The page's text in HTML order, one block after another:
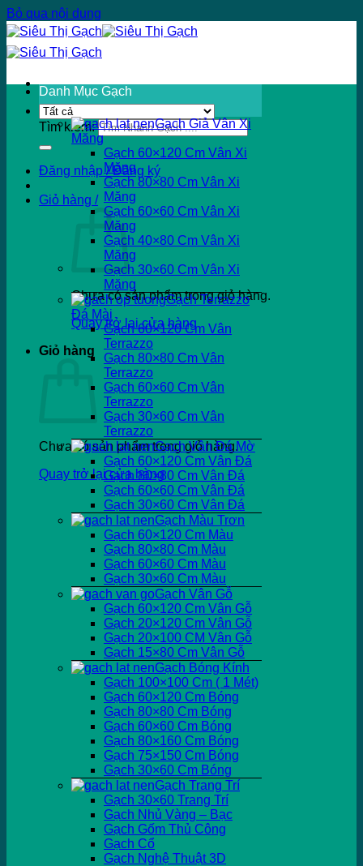
Bỏ qua nội dung
Tìm kiếm:
Đăng nhập / Đăng ký
Giỏ hàng /
Chưa có sản phẩm trong giỏ hàng.
Quay trở lại cửa hàng
Giỏ hàng
Chưa có sản phẩm trong giỏ hàng.
Quay trở lại cửa hàng
Danh Mục Gạch
Gạch Giả Vân Xi
Măng
Gạch 60×120 Cm Vân Xi
Măng
Gạch 80×80 Cm Vân Xi
Măng
Gạch 60×60 Cm Vân Xi
Măng
Gạch 40×80 Cm Vân Xi
Măng
Gạch 30×60 Cm Vân Xi
Măng
Gạch Terrazzo
Đá Mài
Gạch 60×120 Cm Vân
Terrazzo
Gạch 80×80 Cm Vân
Terrazzo
Gạch 60×60 Cm Vân
Terrazzo
Gạch 30×60 Cm Vân
Terrazzo
Gạch Vân Đá Mờ
Gạch 60×120 Cm Vân Đá
Gạch 80×80 Cm Vân Đá
Gạch 60×60 Cm Vân Đá
Gạch 30×60 Cm Vân Đá
Gạch Màu Trơn
Gạch 60×120 Cm Màu
Gạch 80×80 Cm Màu
Gạch 60×60 Cm Màu
Gạch 30×60 Cm Màu
Gạch Vân Gỗ
Gạch 60×120 Cm Vân Gỗ
Gạch 20×120 Cm Vân Gỗ
Gạch 20×100 CM Vân Gỗ
Gạch 15×80 Cm Vân Gỗ
Gạch Bóng Kính
Gạch 100×100 Cm ( 1 Mét)
Gạch 60×120 Cm Bóng
Gạch 80×80 Cm Bóng
Gạch 60×60 Cm Bóng
Gạch 80×160 Cm Bóng
Gạch 75×150 Cm Bóng
Gạch 30×60 Cm Bóng
Gạch Trang Trí
Gạch 30×60 Trang Trí
Gạch Nhủ Vàng – Bạc
Gạch Gốm Thủ Công
Gạch Cổ
Gạch Nghệ Thuật 3D